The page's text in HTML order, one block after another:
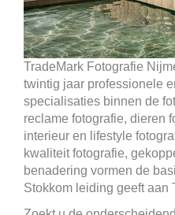
TradeMark Fotografie
twintig jaar professionele
specialisaties binnen de
reclame fotografie, dieren
interieur en lifestyle
kwaliteit fotografie,
benadering vormen de
Stokkom leiding geeft aan